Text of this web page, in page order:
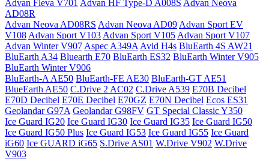
Advan Fleva V701 Advan HF Type-D A008S Advan Neova
AD08R
Advan Neova AD08RS Advan Neova AD09 Advan Sport EV
V108 Advan Sport V103 Advan Sport V105 Advan Sport V107
Advan Winter V907 Aspec A349A Avid H4s BluEarth 4S AW21
BluEarth A34 Bluearth E70 BluEarth ES32 BluEarth Winter V905
BluEarth Winter V906
BluEarth-A AE50 BluEarth-FE AE30 BluEarth-GT AE51
BlueEarth AE50 C.Drive 2 AC02 C.Drive A539 E70B Decibel
E70D Decibel E70E Decibel E70GZ E70N Decibel Ecos ES31
Geolandar G97A Geolandar G98FV GT Special Classic Y350
Ice Guard IG20 Ice Guard IG30 Ice Guard IG35 Ice Guard IG50
Ice Guard IG50 Plus Ice Guard IG53 Ice Guard IG55 Ice Guard
iG60 Ice GUARD iG65 S.Drive AS01 W.Drive V902 W.Drive
V903